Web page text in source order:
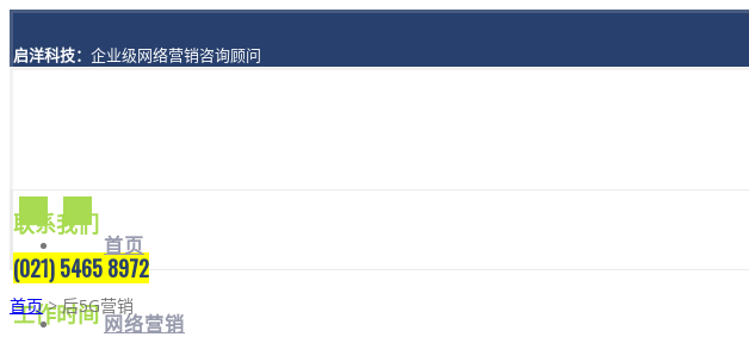
启洋科技： 企业级网络营销咨询顾问
联系我们
(021) 5465 8972
工作时间
首页
网络营销
首页> 后5G营销